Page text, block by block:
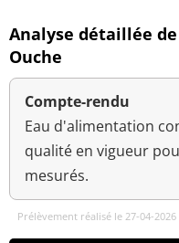
Analyse détaillée
Ouche
Compte-rendu
Eau d'alimentation
qualité en vigueur
mesurés.
Prélèvement réalisé le 27-04-2026